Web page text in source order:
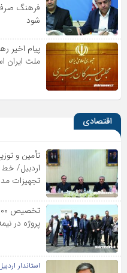
فرهنگ
شود
پیام اخیر
ملت ایران
اقتصادی
اردبیل/
تجهیزات
پروژه در
استاندار